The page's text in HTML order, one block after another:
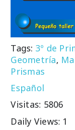
Tags: 3º de
Geometría,
Prismas
Español
Visitas: 5806
Daily Views: 1